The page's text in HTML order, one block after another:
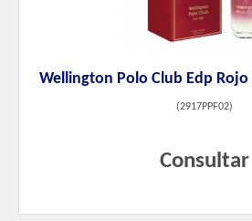
Wellington Polo Club Edp
(2917PPF02)
Consultar